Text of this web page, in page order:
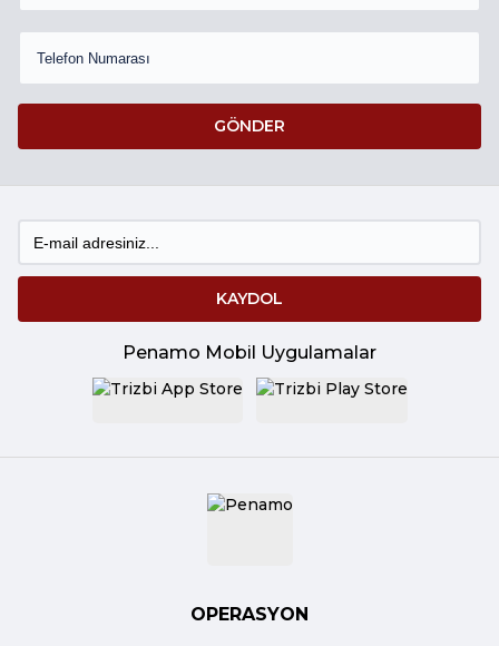
GÖNDER
KAYDOL
Penamo Mobil Uygulamalar
OPERASYON